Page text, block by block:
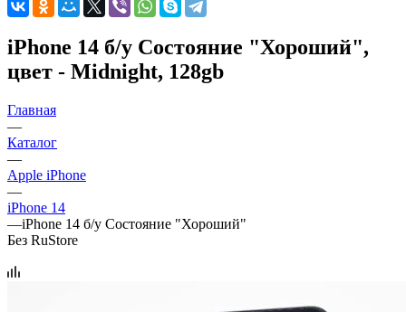
iPhone 14 б/у Состояние "Хороший",
цвет - Midnight, 128gb
Главная
—
Каталог
—
Apple iPhone
—
iPhone 14
—iPhone 14 б/у Состояние "Хороший"
Без RuStore